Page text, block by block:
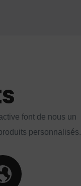
font de nous un
personnalisés.